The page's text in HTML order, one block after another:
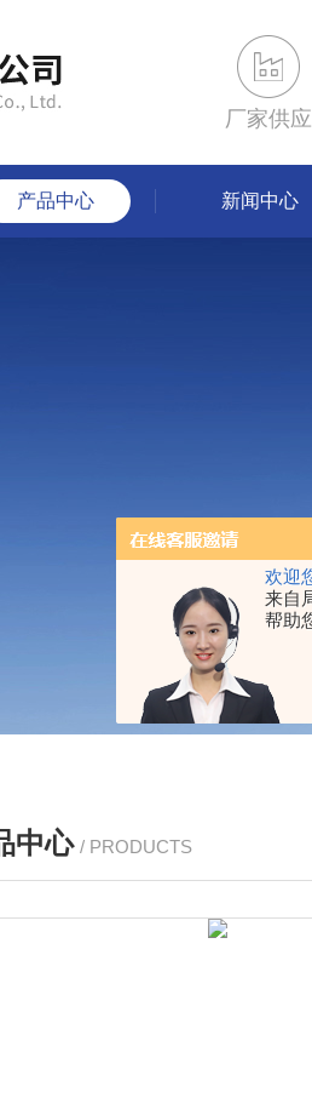
欢迎
来自
帮助
厂家供应
产品中心 新闻中心
中心 / PRODUCTS